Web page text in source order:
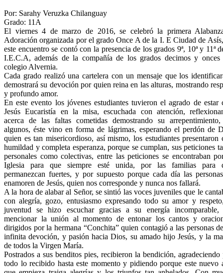
Por: Sarahy Veruzka Chilanguay
Grado: 11A
El viernes 4 de marzo de 2016, se celebró la primera
Adoración organizada por el grado Once A de la I. E Ciudad de
este encuentro se contó con la presencia de los grados 9ª, 10ª y 11ª
I.E.C.A, además de la compañía de los grados decimos y onces
colegio Alvernia.
Cada grado realizó una cartelera con un mensaje que los
demostrará su devoción por quien reina en las alturas, mostrando
y profundo amor.
En este evento los jóvenes estudiantes tuvieron el agrado de estar
Jesús Eucaristía en la misa, escuchada con atención,
acerca de las faltas cometidas demostrando su
algunos, éste vino en forma de lágrimas, esperando el perdón de
quien es tan misericordioso, así mismo, los estudiantes presentaron
humildad y completa esperanza, porque se cumplan, sus peticiones
personales como colectivas, entre las peticiones se encontraban
Iglesia para que siempre esté unida, por las familias para
permanezcan fuertes, y por supuesto porque cada día las
enamoren de Jesús, quien nos corresponde y nunca nos fallará.
A la hora de alabar al Señor, se sintió las voces juveniles que le
con alegría, gozo, entusiasmo expresando todo su amor y
juventud se hizo escuchar gracias a su energía incomparable,
mencionar la unión al momento de entonar los cantos y
dirigidos por la hermana “Conchita” quien contagió a las personas
infinita devoción, y pasión hacia Dios, su amado hijo Jesús, y la
de todos la Virgen María.
Postrados a sus benditos pies, recibieron la bendición, agradeciendo
todo lo recibido hasta este momento y pidiendo porque este nuevo